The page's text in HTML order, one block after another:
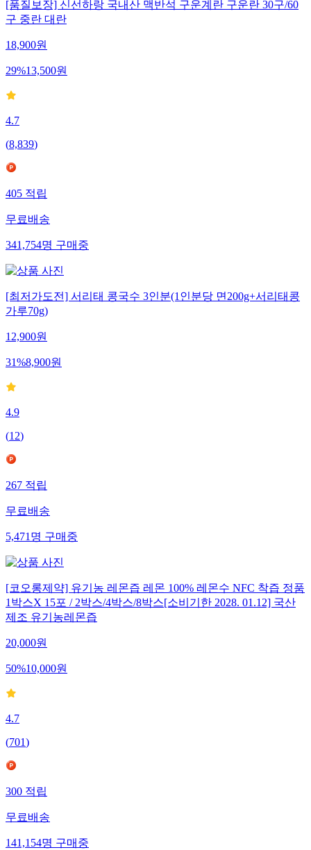
[품질보장] 신선하랑 국내산 맥반석 구운계란 구운란 30구/60
구 중란 대란
18,900원
29%13,500원
4.7
(8,839)
405 적립
무료배송
341,754명 구매중
[최저가도전] 서리태 콩국수 3인분(1인분당 면200g+서리태콩
가루70g)
12,900원
31%8,900원
4.9
(12)
267 적립
무료배송
5,471 명 구매중
[코오롱제약] 유기농 레몬즙 레몬 100% 레몬수 NFC 착즙 정품
1박스X 15포 / 2박스/4박스/8박스[소비기한 2028. 01.12] 국산
제조 유기농레몬즙
20,000원
50%10,000원
4.7
(701)
300 적립
무료배송
141,154명 구매중